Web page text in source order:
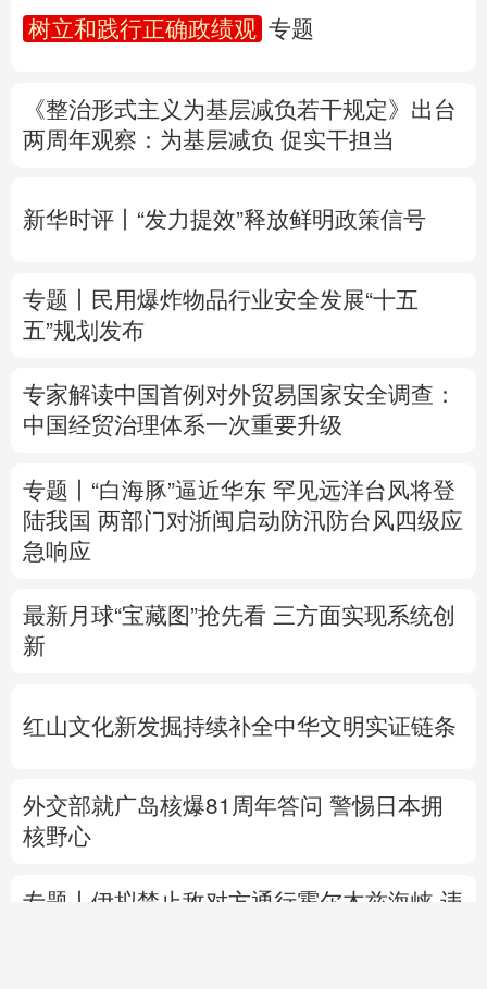
English Español Français عربى
Deutsch Português
树立和践行正确政绩观 专题
《整治形式主义为基层减负若干规定》出台
两周年观察 ：为基层减负 促实干担当
新华时评丨“发力提效”释放鲜明政策信号
专题丨
民用爆炸物品行业安全发展“十五
五”规划发布
专家解读中国首例对外贸易国家安全调查：
中国经贸治理体系一次重要升级
专题丨 “白海豚”逼近华东 罕见远洋台风将登
陆我国 两部门对浙闽启动防汛防台风四级应
急响应
最新月球“宝藏图”抢先看 三方面实现系统创
新
红山文化新发掘持续补全中华文明实证链条
外交部就广岛核爆81周年答问 警惕日本拥
核野心
专题丨 伊拟禁止敌对方通行霍尔木兹海峡 违